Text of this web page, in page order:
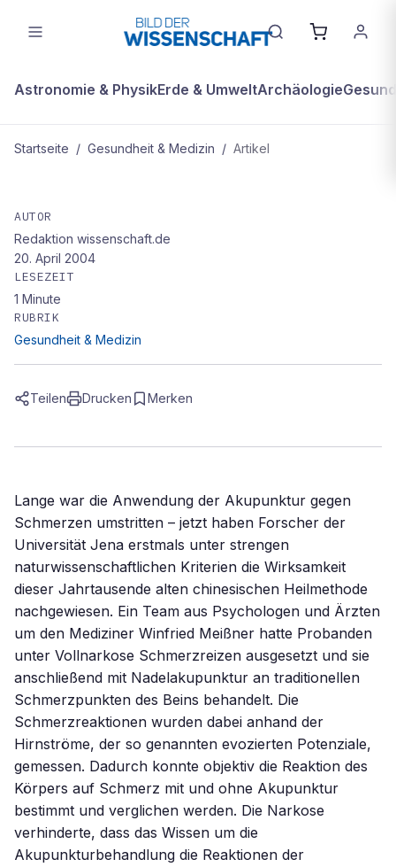
Astronomie & PhysikErde & UmweltArchäologie
Startseite / Gesundheit & Medizin / Artikel
Lindernde Nadelstiche
AUTOR
Redaktion wissenschaft.de
20. April 2004
LESEZEIT
1 Minute
RUBRIK
Gesundheit & Medizin
Teilen Drucken Merken
Lange war die Anwendung der Akupunktur gegen
Schmerzen umstritten – jetzt haben Forscher der
Universität Jena erstmals unter strengen
naturwissenschaftlichen Kriterien die Wirksamkeit
dieser Jahrtausende alten chinesischen Heilmethode
nachgewiesen. Ein Team aus Psychologen und Ärzten
um den Mediziner Winfried Meißner hatte Probanden
unter Vollnarkose Schmerzreizen ausgesetzt und sie
anschließend mit Nadelakupunktur an traditionellen
Schmerzpunkten des Beins behandelt. Die
Schmerzreaktionen wurden dabei anhand der
Hirnströme, der so genannten evozierten Potenziale,
gemessen. Dadurch konnte objektiv die Reaktion des
Körpers auf Schmerz mit und ohne Akupunktur
bestimmt und verglichen werden. Die Narkose
verhinderte, dass das Wissen um die
Akupunkturbehandlung die Reaktionen der